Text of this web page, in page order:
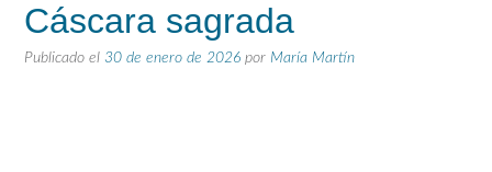
Cáscara sagrada
Publicado el 30 de enero de 2026 por María Martín